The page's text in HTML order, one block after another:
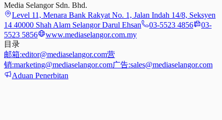
Media Selangor Sdn. Bhd.
Level 11, Menara Bank Rakyat No. 1, Jalan Indah 14/8, Seksyen
14 40000 Shah Alam Selangor Darul Ehsan
03-5523 4856
03-
5523 5856
www.mediaselangor.com.my
目录
邮箱:editor@mediaselangor.com营
销:marketing@mediaselangor.com广告:sales@mediaselangor.com
Aduan Penerbitan